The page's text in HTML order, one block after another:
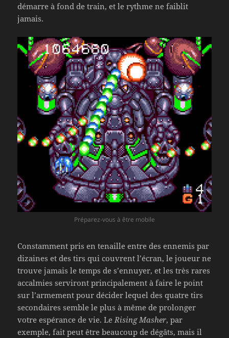
démarre à fond de train, et le rythme ne faiblit
jamais.
Préparez-vous à être mobile
Constamment pris en tenaille entre des ennemis par
dizaines et des tirs qui couvrent l’écran, le joueur ne
trouve jamais le temps de s’ennuyer, et les très rares
accalmies serviront principalement à faire le point
sur l’armement pour décider lequel des quatre tirs
secondaires semble le plus à même de prolonger
votre espérance de vie. Le Rising Masher, par
exemple, fait peut être beaucoup de dégâts, mais il